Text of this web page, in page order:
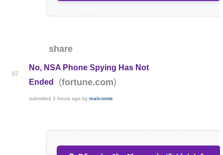
share
97
No, NSA Phone Spying Has Not
Ended
(fortune.com)
submitted2 hours ago bymalcomte